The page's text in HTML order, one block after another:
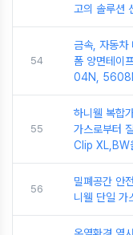
고의 솔루션
54
금속, 자동차
폼 양면테
04N,
55
하니웰 복합
가스로부터
Clip XL,BW
56
밀폐공간 안
니웰 단일 가